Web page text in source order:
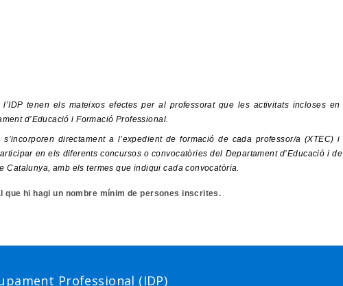
tenen els mateixos efectes per al professorat que les activitats incloses
d’Educació i Formació Professional.
s’incorporen directament a l’expedient de formació de cada professor/a (XTEC)
en els diferents concursos o convocatòries del Departament d’Educació i
Catalunya, amb els termes que indiqui cada convocatòria.
que hi hagi un nombre mínim de persones inscrites.
Professional (IDP)